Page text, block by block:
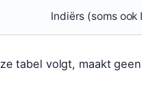
Indiërs (soms
tabel volgt, maakt